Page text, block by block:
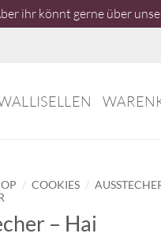
ihr könnt gerne über
/ COOKIES /
– Hai